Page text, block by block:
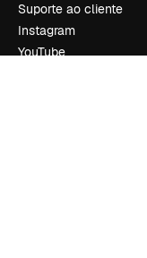
Suporte ao cliente
Instagram
YouTube